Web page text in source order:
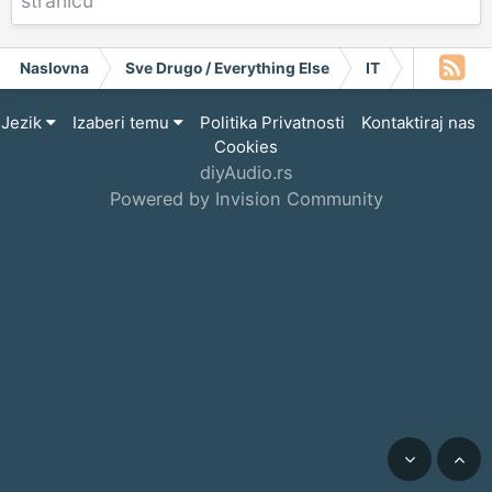
Naslovna Sve Drugo / Everything Else IT macOS
Jezik Izaberi temu Politika Privatnosti
Kontaktiraj nas
Cookies
diyAudio.rs
Powered by Invision Community